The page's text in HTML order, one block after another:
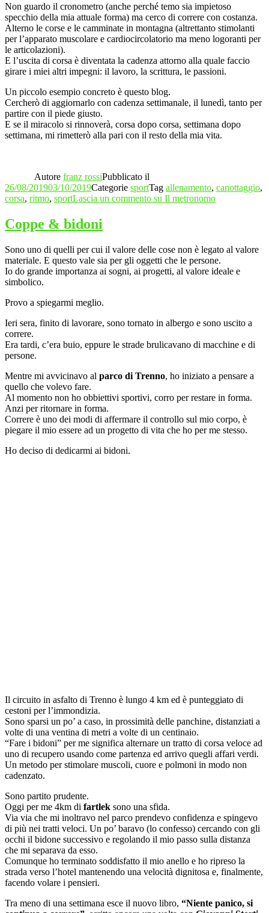
Non guardo il cronometro (anche perché temo sia impietoso
specchio della mia attuale forma) ma cerco di correre con costanza.
Alterno le corse e le camminate in montagna (altrettanto stimolanti
per l’apparato muscolare e cardiocircolatorio ma meno logoranti per
le articolazioni).
E l’uscita di corsa è diventata la cadenza attorno alla quale faccio
girare i miei altri impegni: il lavoro, la scrittura, le passioni.
Un piccolo esempio concreto è questo blog.
Cercherò di aggiornarlo con cadenza settimanale, il lunedì, tanto per
partire con il piede giusto.
E se il miracolo si rinnoverà, corsa dopo corsa, settimana dopo
settimana, mi rimetterò alla pari con il resto della mia vita.
Autore franz rossiPubblicato il
26/08/201903/10/2019Categorie sportTag allenamento, canottaggio,
corsa, ritmo, sportLascia un commento su Il metronomo
Coppe & bidoni
Sono uno di quelli per cui il valore delle cose non è legato al valore
materiale. E questo vale sia per gli oggetti che le persone.
Io do grande importanza ai sogni, ai progetti, al valore ideale e
simbolico.
Provo a spiegarmi meglio.
Ieri sera, finito di lavorare, sono tornato in albergo e sono uscito a
correre.
Era tardi, c’era buio, eppure le strade brulicavano di macchine e di
persone.
Mentre mi avvicinavo al parco di Trenno, ho iniziato a pensare a
quello che volevo fare.
Al momento non ho obbiettivi sportivi, corro per restare in forma.
Anzi per ritornare in forma.
Correre è uno dei modi di affermare il controllo sul mio corpo, è
piegare il mio essere ad un progetto di vita che ho per me stesso.
Ho deciso di dedicarmi ai bidoni.
Il circuito in asfalto di Trenno è lungo 4 km ed è punteggiato di
cestoni per l’immondizia.
Sono sparsi un po’ a caso, in prossimità delle panchine, distanziati a
volte di una ventina di metri a volte di un centinaio.
“Fare i bidoni” per me significa alternare un tratto di corsa veloce ad
uno di recupero usando come partenza ed arrivo quegli affari verdi.
Un metodo per stimolare muscoli, cuore e polmoni in modo non
cadenzato.
Sono partito prudente.
Oggi per me 4km di fartlek sono una sfida.
Via via che mi inoltravo nel parco prendevo confidenza e spingevo
di più nei tratti veloci. Un po’ baravo (lo confesso) cercando con gli
occhi il bidone successivo e regolando il mio passo sulla distanza
che mi separava da esso.
Comunque ho terminato soddisfatto il mio anello e ho ripreso la
strada verso l’hotel mantenendo una velocità dignitosa e, finalmente,
facendo volare i pensieri.
Tra meno di una settimana esce il nuovo libro, “Niente panico, si